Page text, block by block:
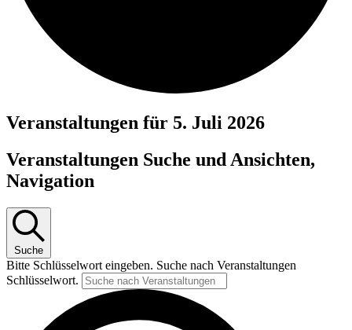
Veranstaltungen für 5. Juli 2026
Veranstaltungen Suche und Ansichten,
Navigation
Suche
Bitte Schlüsselwort eingeben. Suche nach Veranstaltungen
Schlüsselwort.